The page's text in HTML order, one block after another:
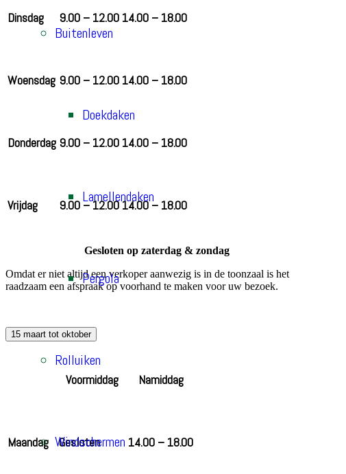
Buitenleven
Doekdaken
Lamellendaken
Pergola
Rolluiken
Windschermen
Dinsdag 9.00 – 12.00 14.00 – 18.00
Woensdag 9.00 – 12.00 14.00 – 18.00
Donderdag 9.00 – 12.00 14.00 – 18.00
Vrijdag 9.00 – 12.00 14.00 – 18.00
Gesloten op zaterdag & zondag
Omdat er niet altijd een verkoper aanwezig is in de toonzaal is het
raadzaam een afspraak op voorhand te maken voor uw bezoek.
15 maart tot oktober
Voormiddag Namiddag
Maandag Gesloten 14.00 – 18.00